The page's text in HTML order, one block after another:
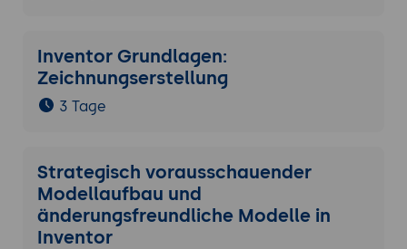
Inventor Grundlagen:
Zeichnungserstellung
3 Tage
Strategisch vorausschauender
Modellaufbau und
änderungsfreundliche Modelle in
Inventor